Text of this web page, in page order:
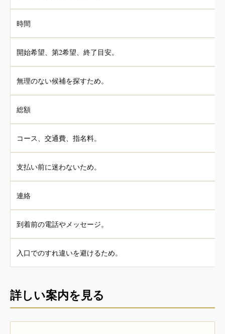
時間
開始希望、第2希望、終了目安。
無理のない候補を探すため。
総額
コース、交通費、指名料。
支払い前に迷わないため。
連絡
到着前の電話やメッセージ。
入口でのすれ違いを避けるため。
詳しい案内を見る